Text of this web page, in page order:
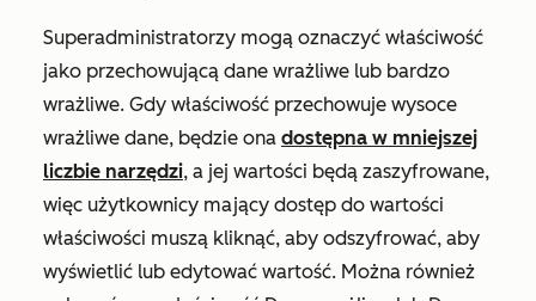
Superadministratorzy mogą oznaczyć właściwość
jako przechowującą dane wrażliwe lub bardzo
wrażliwe. Gdy właściwość przechowuje wysoce
wrażliwe dane, będzie ona dostępna w mniejszej
liczbie narzędzi, a jej wartości będą zaszyfrowane,
więc użytkownicy mający dostęp do wartości
właściwości muszą kliknąć, aby odszyfrować, aby
wyświetlić lub edytować wartość. Można również